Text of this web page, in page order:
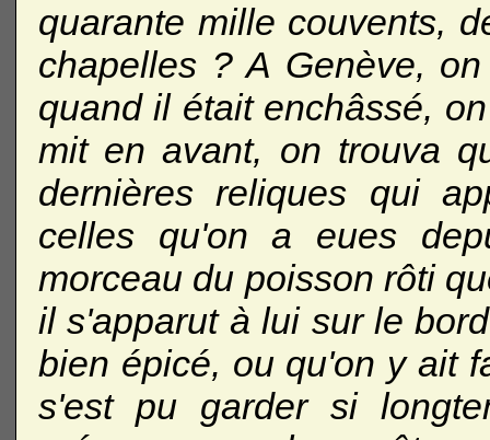
quarante mille couvents,
chapelles ? A Genève,
quand il était enchâssé,
mit en avant, on trouva
dernières reliques qui
celles qu'on a eues
morceau du poisson rôti
il s'apparut à lui sur le
bien épicé, ou qu'on y ait
s'est pu garder si